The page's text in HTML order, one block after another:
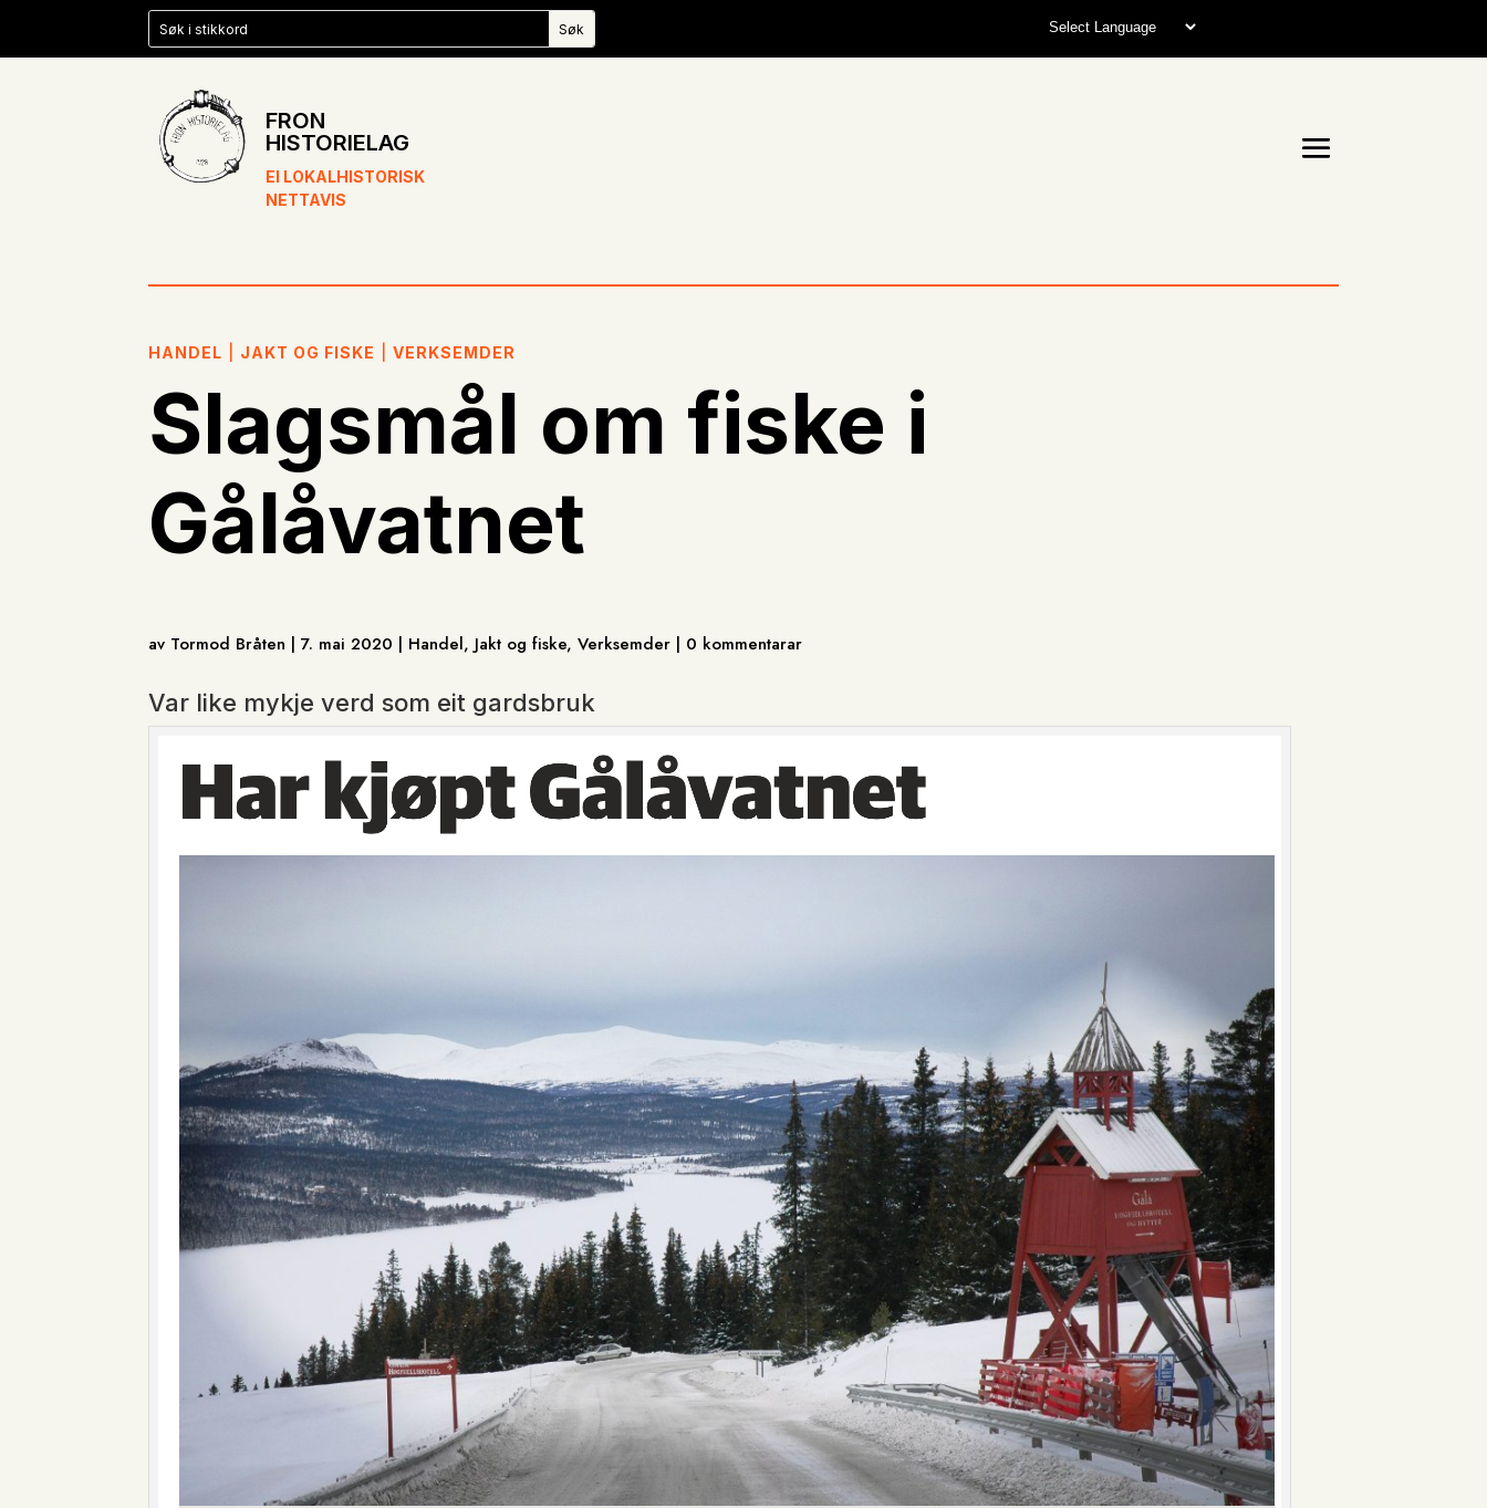
FRON
HISTORIELAG
EI LOKALHISTORISK
NETTAVIS
HANDEL JAKT OG FISKE |VERKSEMDER
Slagsmål om fiske i
Gålåvatnet
av Tormod Bråten | 7. mai 2020 | Handel, Jakt og fiske, Verksemder | 0 kommentarar
Var like mykje verd som eit gardsbruk